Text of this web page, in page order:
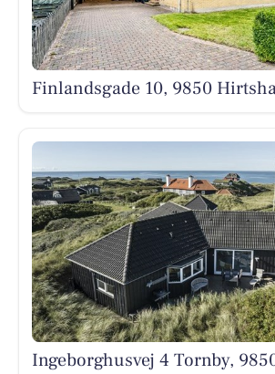
Finlandsgade 10, 9850
Ingeborghusvej 4 Tornby,